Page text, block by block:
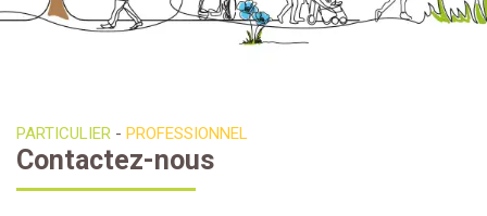
PARTICULIER - PROFESSIONNEL
Contactez-nous